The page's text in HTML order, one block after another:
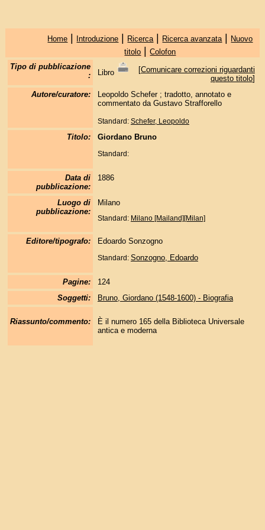
Home | Introduzione | Ricerca | Ricerca avanzata | Nuovo
titolo |Colofon
Tipo di pubblicazione
:
Libro [Comunicare correzioni riguardanti
questo titolo]
Autore/curatore:
Leopoldo Schefer ; tradotto, annotato e
commentato da Gustavo Strafforello
Standard: Schefer, Leopoldo
Titolo: Giordano Bruno
Standard:
Data di
pubblicazione:
1886
Luogo di
pubblicazione:
Milano
Standard: Milano [Mailand][Milan]
Editore/tipografo: Edoardo Sonzogno
Standard: Sonzogno, Edoardo
Pagine:
124
Soggetti:
Bruno, Giordano (1548-1600) - Biografia
Riassunto/commento:
È il numero 165 della Biblioteca Universale
antica e moderna